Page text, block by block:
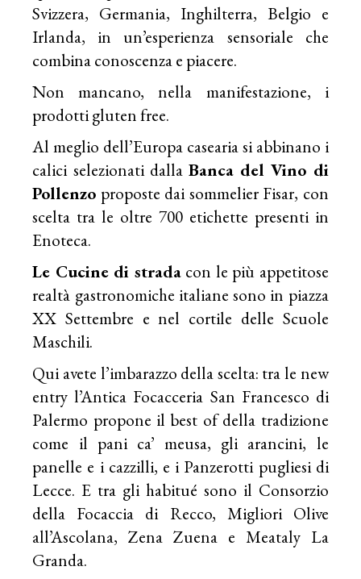
Svizzera, Germania, Inghilterra, Belgio e
Irlanda, in un’esperienza sensoriale che
combina conoscenza e piacere.
Non mancano, nella manifestazione, i
prodotti gluten free.
Al meglio dell’Europa casearia si abbinano i
calici selezionati dalla Banca del Vino di
Pollenzo proposte dai sommelier Fisar, con
scelta tra le oltre 700 etichette presenti in
Enoteca.
Le Cucine di stradacon le più appetitose
realtà gastronomiche italiane sono in piazza
XX Settembre e nel cortile delle Scuole
Maschili.
Qui avete l’imbarazzo della scelta: tra le new
entry l’Antica Focacceria San Francesco di
Palermo propone il best of della tradizione
come il pani ca’ meusa, gli arancini, le
panelle e i cazzilli, e i Panzerotti pugliesi di
Lecce. E tra gli habitué sono il Consorzio
della Focaccia di Recco, Migliori Olive
all’Ascolana, Zena Zuena e Meataly La
Granda.